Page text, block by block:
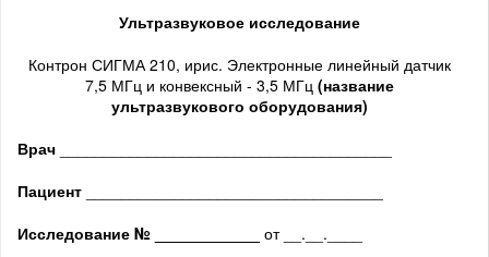
Ультразвуковое исследование
Контрон СИГМА 210, ирис. Электронные линейный датчик
7,5 МГц и конвексный - 3,5 МГц(название
ультразвукового оборудования)
Врач
Пациент
Исследование № ____________ от __.__.____